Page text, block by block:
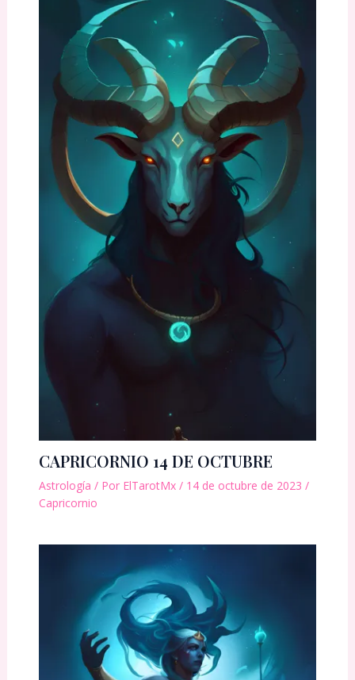
CAPRICORNIO 14 DE OCTUBRE
Astrología / Por ElTarotMx / 14 de octubre de 2023 /
Capricornio